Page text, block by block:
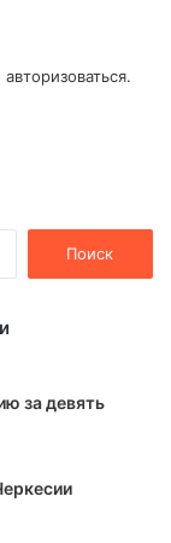
авторизоваться.
за девять